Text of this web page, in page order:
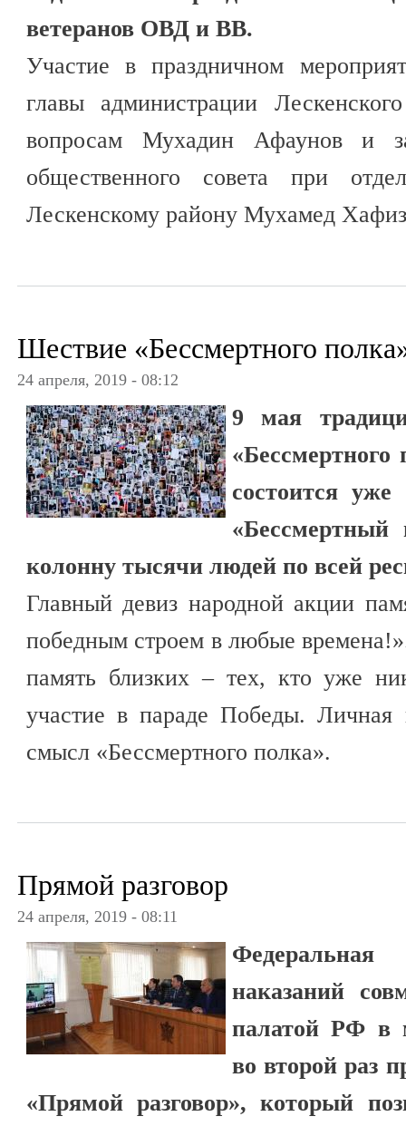
ветеранов ОВД и ВВ.
Участие в праздничном
главы администрации
вопросам Мухадин Афаунов и
общественного совета при
Лескенскому району Мухамед
Шествие «Бессмертного
24 апреля, 2019 - 08:12
9 мая
состоится
«Бессмертный
колонну тысячи людей по всей
Главный девиз народной акции
победным строем в любые
память близких – тех, кто уже
участие в параде Победы.
смысл «Бессмертного полка».
Прямой разговор
24 апреля, 2019 - 08:11
наказаний
палатой РФ в
во второй раз
«Прямой разговор», который